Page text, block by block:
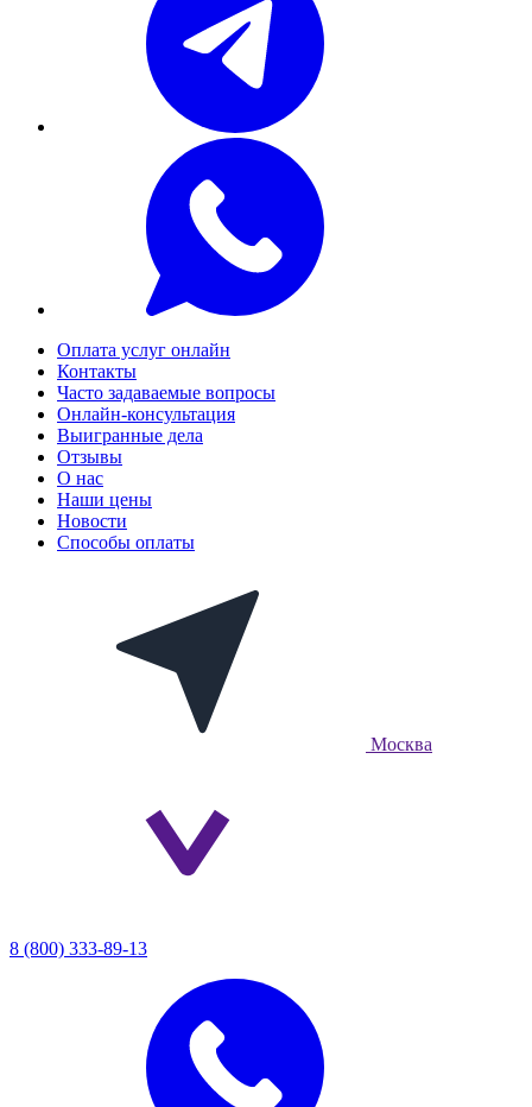
Оплата услуг онлайн
Контакты
Часто задаваемые вопросы
Онлайн-консультация
Выигранные дела
Отзывы
О нас
Наши цены
Новости
Способы оплаты
Москва
8 (800) 333-89-13